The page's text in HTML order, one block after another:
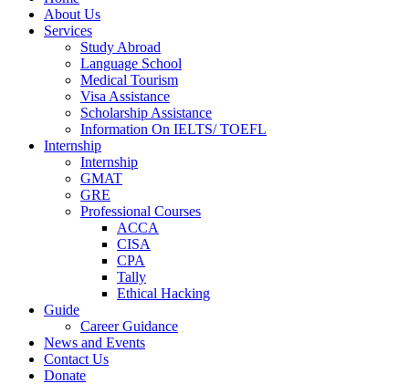
About Us
Services
Study Abroad
Language School
Medical Tourism
Visa Assistance
Scholarship Assistance
Information On IELTS/ TOEFL
Internship
Internship
GMAT
GRE
Professional Courses
ACCA
CISA
CPA
Tally
Ethical Hacking
Guide
Career Guidance
News and Events
Contact Us
Donate